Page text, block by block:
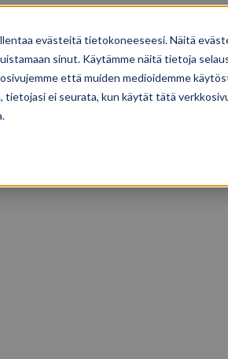
evästeitä tietokoneeseesi. Näitä
sinut. Käytämme näitä tietoja
että muiden medioidemme
tietojasi ei seurata, kun käytät tätä